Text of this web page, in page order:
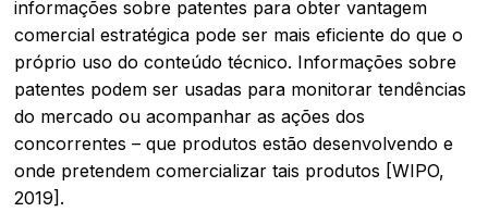
informações sobre patentes para obter vantagem
comercial estratégica pode ser mais eficiente do que o
próprio uso do conteúdo técnico. Informações sobre
patentes podem ser usadas para monitorar tendências
do mercado ou acompanhar as ações dos
concorrentes – que produtos estão desenvolvendo e
onde pretendem comercializar tais produtos [WIPO,
2019].